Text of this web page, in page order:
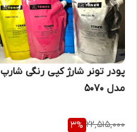
پودر تونر شارژ کپی رنگی شارپ
مدل ۵۰۷۰
22,515,000
3%